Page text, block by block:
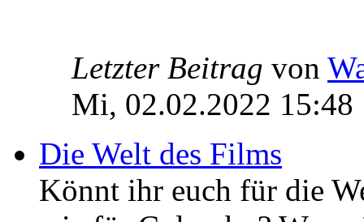
Letzter Beitrag von
Mi, 02.02.2022 15:48
Die Welt des Films
Könnt ihr euch für die